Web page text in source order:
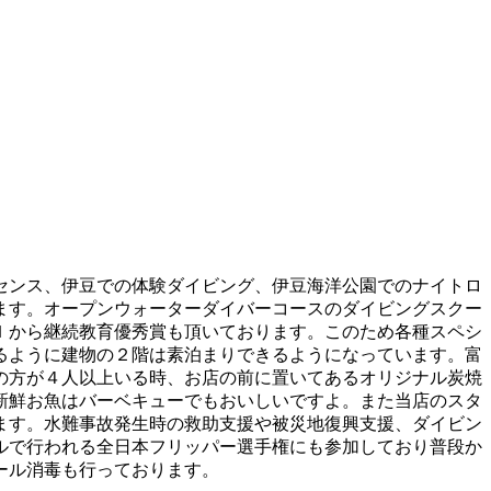
ス、伊豆での体験ダイビング、伊豆海洋公園でのナイトロ
。オープンウォーターダイバーコースのダイビングスクー
ら継続教育優秀賞も頂いております。このため各種スペシ
うに建物の２階は素泊まりできるようになっています。富
が４人以上いる時、お店の前に置いてあるオリジナル炭焼
お魚はバーベキューでもおいしいですよ。また当店のスタ
。水難事故発生時の救助支援や被災地復興支援、ダイビン
行われる全日本フリッパー選手権にも参加しており普段か
消毒も行っております。